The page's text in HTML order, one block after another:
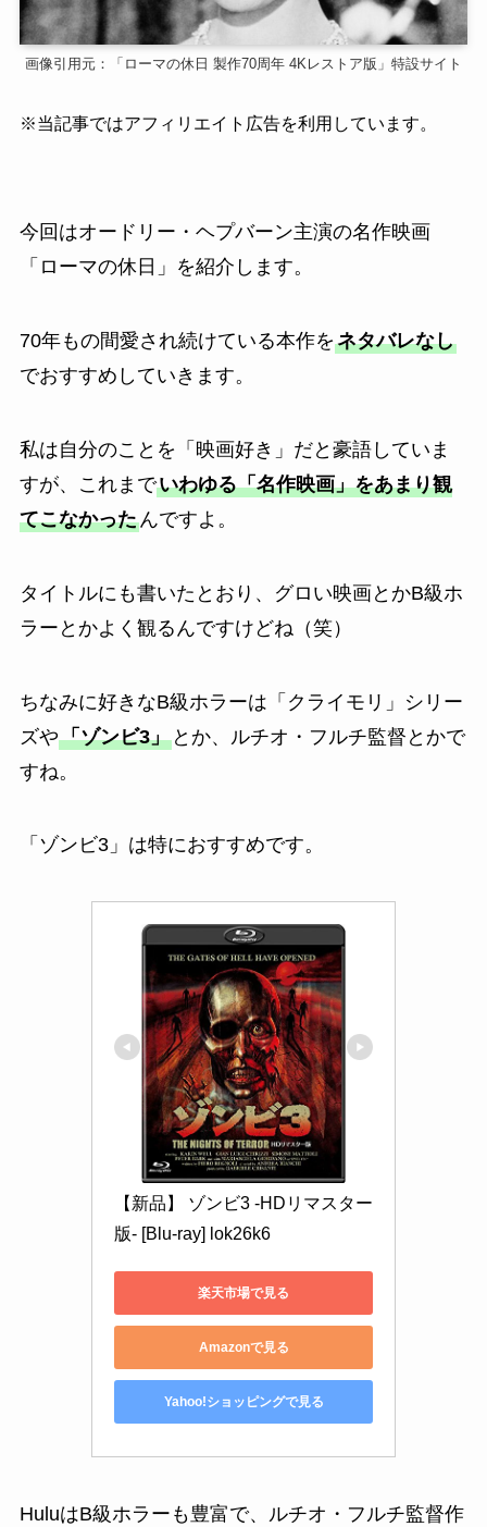
画像引用元：「ローマの休日 製作70周年 4Kレストア版」特設サイト
※当記事ではアフィリエイト広告を利用しています。
今回はオードリー・ヘプバーン主演の名作映画
「ローマの休日」を紹介します。
70年もの間愛され続けている本作をネタバレなし
でおすすめしていきます。
私は自分のことを「映画好き」だと豪語していま
すが、これまでいわゆる「名作映画」をあまり観
てこなかったんですよ。
タイトルにも書いたとおり、グロい映画とかB級ホ
ラーとかよく観るんですけどね（笑）
ちなみに好きなB級ホラーは「クライモリ」シリー
ズや「ゾンビ3」とか、ルチオ・フルチ監督とかで
すね。
「ゾンビ3」は特におすすめです。
【新品】 ゾンビ3 -HDリマスター
版- [Blu-ray] lok26k6
楽天市場で見る
Amazonで見る
Yahoo!ショッピングで見る
HuluはB級ホラーも豊富で、ルチオ・フルチ監督作